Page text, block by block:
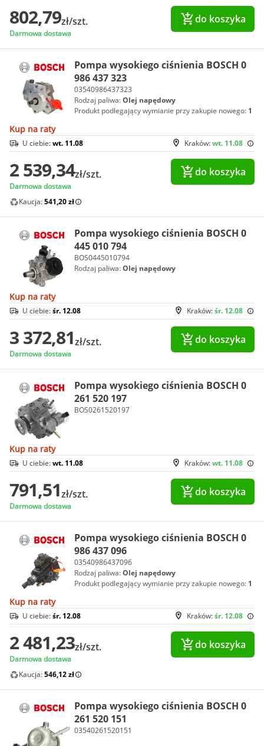
802,79zł/szt.
Darmowa dostawa
do koszyka
Pompa wysokiego ciśnienia BOSCH 0
986 437 323
03540986437323
Rodzaj paliwa:Olej napędowy
Produkt podlegający wymianie przy zakupie nowego: 1
Kup na raty
Kraków:wt. 11.08
U ciebie:wt. 11.08
2 539,34zł/szt.
Darmowa dostawa
do koszyka
Kaucja:541,20 zł
Pompa wysokiego ciśnienia BOSCH 0
445 010 794
BOS0445010794
Rodzaj paliwa:Olej napędowy
Kup na raty
Kraków:śr. 12.08
U ciebie:śr. 12.08
3 372,81zł/szt.
Darmowa dostawa
do koszyka
Pompa wysokiego ciśnienia BOSCH 0
261 520 197
BOS0261520197
Kup na raty
Kraków:wt. 11.08
U ciebie:wt. 11.08
791,51zł/szt.
Darmowa dostawa
do koszyka
Pompa wysokiego ciśnienia BOSCH 0
986 437 096
03540986437096
Rodzaj paliwa:Olej napędowy
Produkt podlegający wymianie przy zakupie nowego: 1
Kup na raty
Kraków:śr. 12.08
U ciebie:śr. 12.08
2 481,23zł/szt.
Darmowa dostawa
do koszyka
Kaucja:546,12 zł
Pompa wysokiego ciśnienia BOSCH 0
261 520 151
03540261520151